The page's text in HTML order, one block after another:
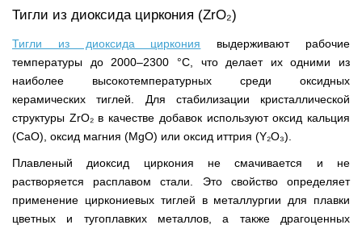
Тигли из диоксида циркония (ZrO₂)
Тигли из диоксида циркония выдерживают рабочие
температуры до 2000–2300 °С, что делает их одними из
наиболее высокотемпературных среди оксидных
керамических тиглей. Для стабилизации кристаллической
структуры ZrO₂ в качестве добавок используют оксид кальция
(CaO), оксид магния (MgO) или оксид иттрия (Y₂O₃).
Плавленый диоксид циркония не смачивается и не
растворяется расплавом стали. Это свойство определяет
применение циркониевых тиглей в металлургии для плавки
цветных и тугоплавких металлов, а также драгоценных